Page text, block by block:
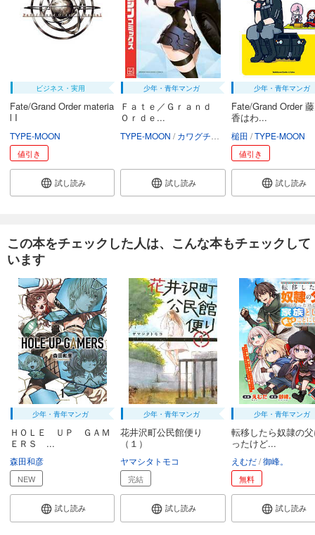
ビジネス・実用
Fate/Grand Order materia
l I
TYPE-MOON
値引き
試し読み
少年・青年マンガ
Ｆａｔｅ／Ｇｒａｎｄ
Ｏｒｄｅ...
TYPE-MOON カワグチタケシ
試し読み
少年・青年マンガ
Fate/Grand Order
香はわ...
槌田 TYPE-MOON
値引き
試し読み
この本をチェックした人は、こんな本もチェックして
います
少年・青年マンガ
ＨＯＬＥ ＵＰ ＧＡＭ
ＥＲＳ ...
森田和彦
NEW
試し読み
少年・青年マンガ
花井沢町公民館便り
（１）
ヤマシタトモコ
完結
試し読み
少年・青年マンガ
転移したら奴隷の
ったけど...
えむだ 御峰。
無料
試し読み